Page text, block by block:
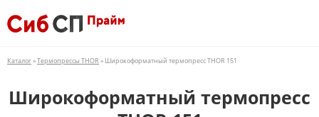
Каталог»Термопрессы THOR » Широкоформатный термопресс THOR 151
Широкоформатный термопресс